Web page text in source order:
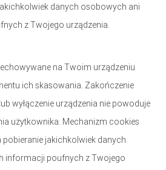
danych osobowych ani
z Twojego urządzenia.
na Twoim urządzeniu
ich skasowania. Zakończenie
wyłączenie urządzenia nie powoduje
użytkownika. Mechanizm cookies
pobieranie jakichkolwiek danych
informacji poufnych z Twojego